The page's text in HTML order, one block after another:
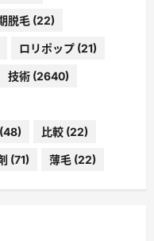
脱毛 (22)
ロリポップ (21)
技術 (2640)
(48) 比較 (22)
(71) 薄毛 (22)